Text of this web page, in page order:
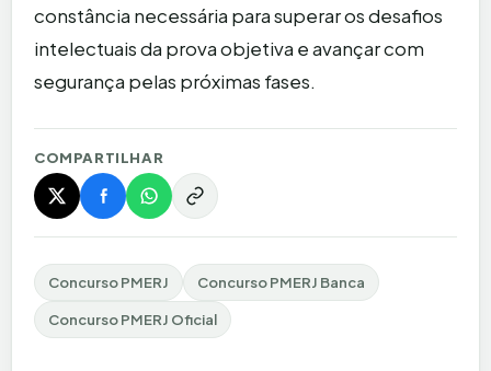
constância necessária para superar os desafios
intelectuais da prova objetiva e avançar com
segurança pelas próximas fases.
COMPARTILHAR
Concurso PMERJ Concurso PMERJ Banca
Concurso PMERJ Oficial